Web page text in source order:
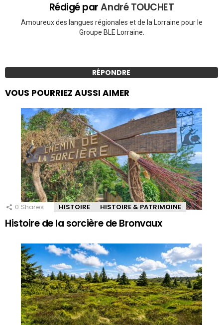
Rédigé parAndré TOUCHET
Amoureux des langues régionales et de la Lorraine pour le
Groupe BLE Lorraine.
RÉPONDRE
VOUS POURRIEZ AUSSI AIMER
0 Shares HISTOIRE HISTOIRE & PATRIMOINE
Histoire de la sorcière de Bronvaux